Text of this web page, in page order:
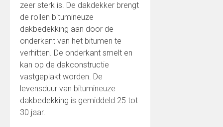
zeer sterk is. De dakdekker brengt
de rollen bitumineuze
dakbedekking aan door de
onderkant van het bitumen te
verhitten. De onderkant smelt en
kan op de dakconstructie
vastgeplakt worden. De
levensduur van bitumineuze
dakbedekking is gemiddeld 25 tot
30 jaar.